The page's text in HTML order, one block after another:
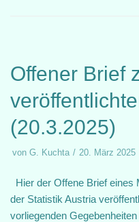
Offener Brief
(20.3.2025)
von G. Kuchta 20. März 2025
Hier der Offene Brief eines
der Statistik Austria
vorliegenden